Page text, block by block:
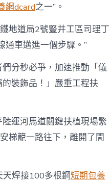
網dcard之一”。
地道局2號豎井工區司理丁
通車邁進一個步驟。”
分秒必爭，加速推動「儀
裝飾品！」嚴重工程扶
運河馬道關鍵扶植現場繁
梯籠一路往下，離開了間
天焊接100多根鋼短期包養